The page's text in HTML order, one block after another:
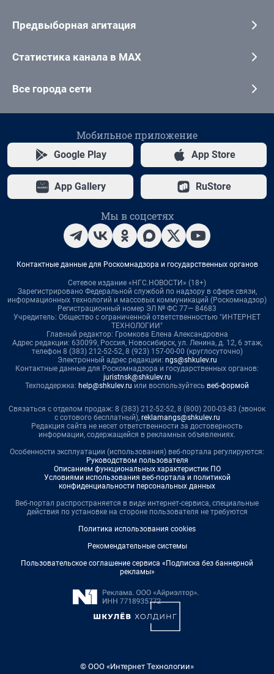
Предвыборная агитация
Статистика канала в MAX
Все города сети
Мобильное приложение
Google Play App Store
App Gallery RuStore
Мы в соцсетях
Контактные данные для Роскомнадзора и государственных органов
Сетевое издание «НГС.НОВОСТИ» (18+)
Зарегистрировано Федеральной службой по надзору в сфере связи,
информационных технологий и массовых коммуникаций (Роскомнадзор)
Регистрационный номер ЭЛ № ФС 77— 84683
Учредитель: Общество с ограниченной ответственностью "ИНТЕРНЕТ
ТЕХНОЛОГИИ"
Главный редактор: Громкова Елена Александровна
Адрес редакции: 630099, Россия, Новосибирск, ул. Ленина, д. 12, 6 этаж,
телефон 8 (383) 212-52-52, 8 (923) 157-00-00 (круглосуточно)
Электронный адрес редакции: ngs@shkulev.ru
Контактные данные для Роскомнадзора и государственных органов:
juristnsk@shkulev.ru
Техподдержка: help@shkulev.ru или воспользуйтесь веб-формой
Связаться с отделом продаж: 8 (383) 212-52-52, 8 (800) 200-03-83 (звонок
с сотового бесплатный), reklamangs@shkulev.ru
Редакция сайта не несет ответственности за достоверность
информации, содержащейся в рекламных объявлениях.
Особенности эксплуатации (использования) веб-портала регулируются:
Руководством пользователя
Описанием функциональных характеристик ПО
Условиями использования веб-портала и политикой
конфиденциальности персональных данных
Веб-портал распространяется в виде интернет-сервиса, специальные
действия по установке на стороне пользователя не требуются
Политика использования cookies
Рекомендательные системы
Пользовательское соглашение сервиса «Подписка без баннерной
рекламы»
© ООО «Интернет Технологии»